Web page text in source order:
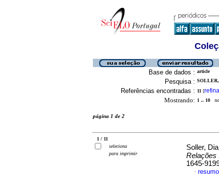
Base de dados : article
Pesquisa :
Referências encontradas : 11 [
Mostrando: 1 .. 10
página 1 de 2
1 / 11
seleciona
para imprimir
Soller,
Relações
1645-
·